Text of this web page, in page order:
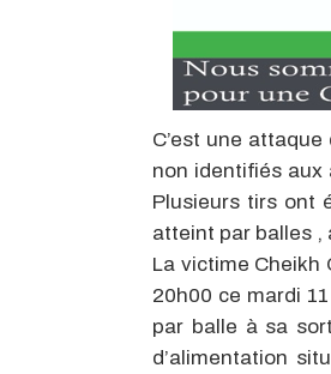
C’est une
non identifiés aux
Plusieurs tirs ont
atteint par balles ,
La victime Cheikh
20h00 ce mardi
par balle à sa
d’alimentation